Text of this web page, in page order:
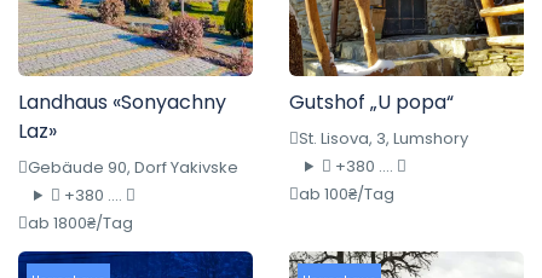
Landhaus «Sonyachny
Laz»
Gebäude 90, Dorf Yakivske
+380 ....
ab 1800₴/Tag
Gutshof „U popa“
St. Lisova, 3, Lumshory
+380 ....
ab 100₴/Tag